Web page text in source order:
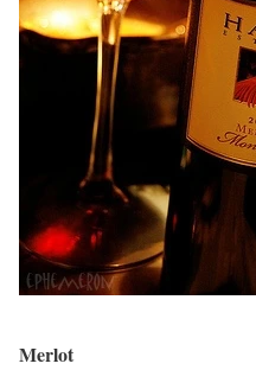
Merlot